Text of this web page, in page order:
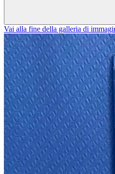
Vai alla fine della galleria di